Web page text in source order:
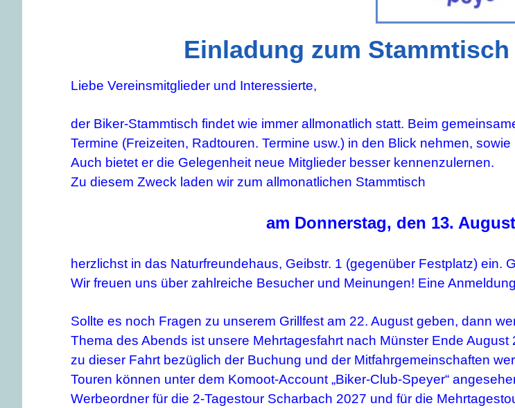
Einladung zum
Liebe Vereinsmitglieder und Interessierte,
der Biker-Stammtisch findet wie immer allmonatlich statt. Beim
Termine (Freizeiten, Radtouren. Termine usw.) in den Blick nehmen,
Auch bietet er die Gelegenheit neue Mitglieder besser kennenzulernen.
Zu diesem Zweck laden wir zum allmonatlichen Stammtisch
am Donnerstag, den 13.
herzlichst in das Naturfreundehaus, Geibstr. 1 (gegenüber Festplatz) ein.
Wir freuen uns über zahlreiche Besucher und Meinungen! Eine
Sollte es noch Fragen zu unserem Grillfest am 22. August geben, dann
Thema des Abends ist unsere Mehrtagesfahrt nach Münster Ende August
zu dieser Fahrt bezüglich der Buchung und der Mitfahrgemeinschaften
Touren können unter dem Komoot-Account „Biker-Club-Speyer“
Werbeordner für die 2-Tagestour Scharbach 2027 und für die